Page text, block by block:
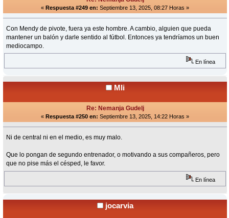
« Respuesta #249 en: Septiembre 13, 2025, 08:27 Horas »
Con Mendy de pivote, fuera ya este hombre. A cambio, alguien que pueda
mantener un balón y darle sentido al fútbol. Entonces ya tendríamos un buen
mediocampo.
En línea
Mli
Re: Nemanja Gudelj
« Respuesta #250 en: Septiembre 13, 2025, 14:22 Horas »
Ni de central ni en el medio, es muy malo.
Que lo pongan de segundo entrenador, o motivando a sus compañeros, pero
que no pise más el césped, le favor.
En línea
jocarvia